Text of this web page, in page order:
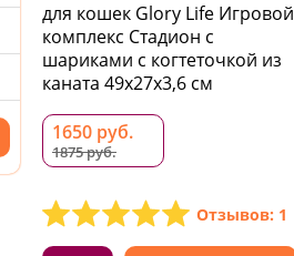
для кошек Glory Life Игровой
комплекс Стадион с
шариками c когтеточкой из
каната 49х27х3,6 см
1650 руб.
1875 руб.
Отзывов: 1